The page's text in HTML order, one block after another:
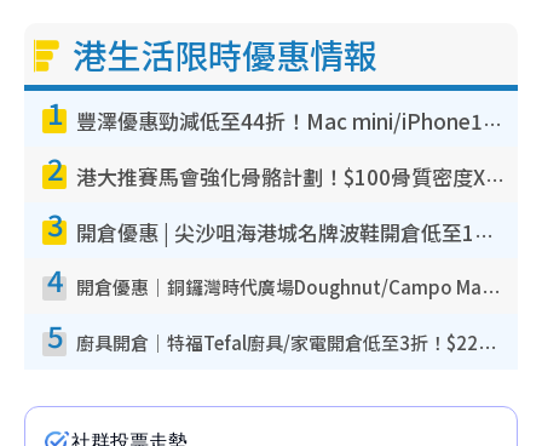
港生活限時優惠情報
1 豐澤優惠勁減低至44折！Mac mini/iPhone17Pro大減價！廚房家電$220起
2 港大推賽馬會強化骨骼計劃！$100骨質密度X光檢查 完成免費運動訓練送超市禮券！附參加資格
3 開倉優惠 | 尖沙咀海港城名牌波鞋開倉低至1折！On鞋$899起／Joy&Peace鞋履$98起
4 開倉優惠｜銅鑼灣時代廣場Doughnut/Campo Marzio開倉低至1折！背囊、書包、手袋劈價$200起
5 廚具開倉｜特福Tefal廚具/家電開倉低至3折！$220起買平底鍋/炒鑊/湯煲！電飯煲/吸塵機/燙斗$418起